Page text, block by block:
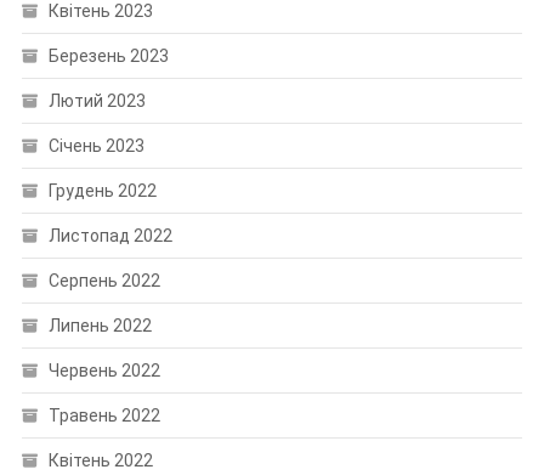
Квітень 2023
Березень 2023
Лютий 2023
Січень 2023
Грудень 2022
Листопад 2022
Серпень 2022
Липень 2022
Червень 2022
Травень 2022
Квітень 2022